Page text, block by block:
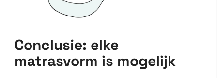
Conclusie: elke
matrasvorm is mogelijk